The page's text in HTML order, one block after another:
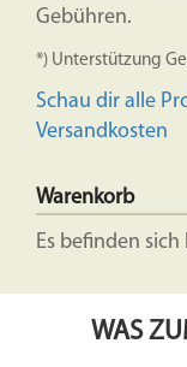
Gebühren.
*) Unterstützung
Schau dir alle
Versandkosten
Warenkorb
Es befinden
WAS